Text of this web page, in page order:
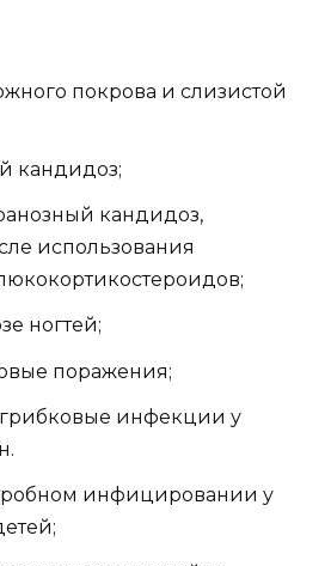
покрова и слизистой
кандидоз;
кандидоз,
использования
ногтей;
поражения;
инфекции у
инфицировании у